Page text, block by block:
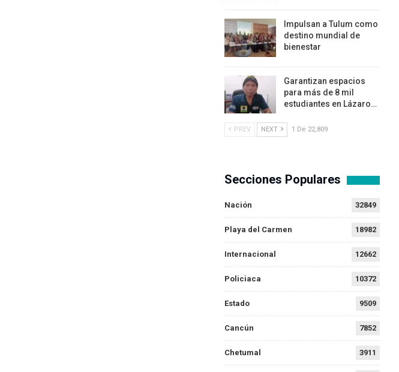
Impulsan a Tulum como
destino mundial de
bienestar
Garantizan espacios
para más de 8 mil
estudiantes en Lázaro…
PREV NEXT 1 De 22,809
Secciones Populares
Nación 32849
Playa del Carmen 18982
Internacional 12662
Policiaca 10372
Estado 9509
Cancún 7852
Chetumal 3911